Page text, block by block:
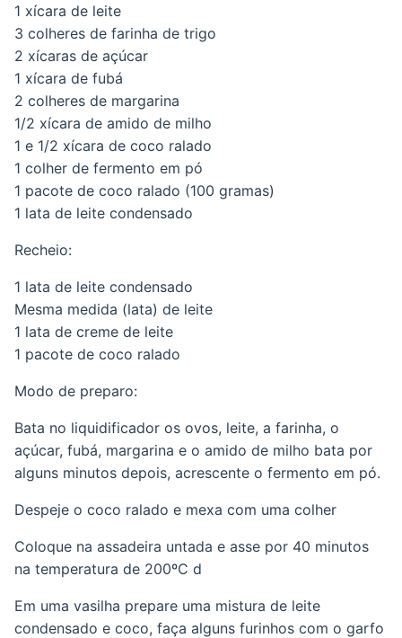
1 xícara de leite
3 colheres de farinha de trigo
2 xícaras de açúcar
1 xícara de fubá
2 colheres de margarina
1/2 xícara de amido de milho
1 e 1/2 xícara de coco ralado
1 colher de fermento em pó
1 pacote de coco ralado (100 gramas)
1 lata de leite condensado
Recheio:
1 lata de leite condensado
Mesma medida (lata) de leite
1 lata de creme de leite
1 pacote de coco ralado
Modo de preparo:
Bata no liquidificador os ovos, leite, a farinha, o
açúcar, fubá, margarina e o amido de milho bata por
alguns minutos depois, acrescente o fermento em pó.
Despeje o coco ralado e mexa com uma colher
Coloque na assadeira untada e asse por 40 minutos
na temperatura de 200ºC d
Em uma vasilha prepare uma mistura de leite
condensado e coco, faça alguns furinhos com o garfo